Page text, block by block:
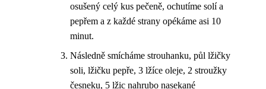
osušený celý kus pečeně, ochutíme solí a
pepřem a z každé strany opékáme asi 10
minut.
Následně smícháme strouhanku, půl lžičky
soli, lžičku pepře, 3 lžíce oleje, 2 stroužky
česneku, 5 lžic nahrubo nasekané